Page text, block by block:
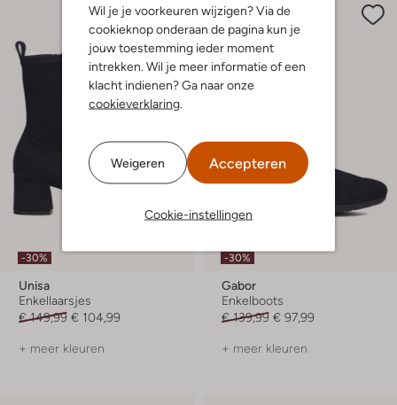
Wil je je voorkeuren wijzigen? Via de
cookieknop onderaan de pagina kun je
jouw toestemming ieder moment
intrekken. Wil je meer informatie of een
klacht indienen? Ga naar onze
cookieverklaring.
Weigeren Accepteren
Cookie-instellingen
-30%
Unisa
Enkellaarsjes
€ 149,99 € 104,99
+ meer kleuren
-30%
Gabor
Enkelboots
€ 139,99 € 97,99
+ meer kleuren